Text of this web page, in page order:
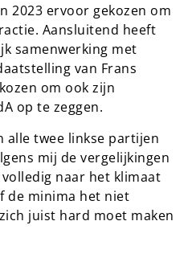
2023 ervoor gekozen om
Aansluitend heeft
samenwerking met
van Frans
om ook zijn
op te zeggen.
alle twee linkse partijen
mij de vergelijkingen
naar het klimaat
de minima het niet
juist hard moet maken